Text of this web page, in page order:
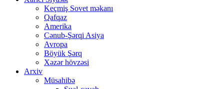
Keçmiş Sovet məkanı
Qafqaz
Amerika
Cənub-Şərqi Asiya
Avropa
Böyük Şərq
Xəzər hövzəsi
Arxiv
Müsahibə